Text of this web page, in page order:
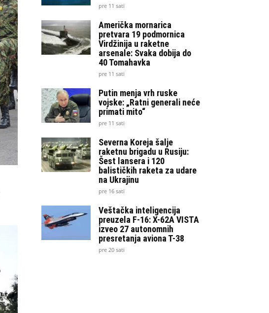
pre 11 sati
Američka mornarica
pretvara 19 podmornica
Virdžinija u raketne
arsenale: Svaka dobija do
40 Tomahavka
pre 11 sati
Putin menja vrh ruske
vojske: „Ratni generali neće
primati mito“
pre 11 sati
Severna Koreja šalje
raketnu brigadu u Rusiju:
Šest lansera i 120
balističkih raketa za udare
na Ukrajinu
pre 16 sati
Veštačka inteligencija
preuzela F-16: X-62A VISTA
izveo 27 autonomnih
presretanja aviona T-38
pre 20 sati